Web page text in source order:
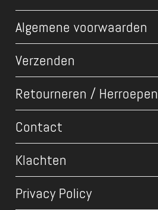
Algemene voorwaarden
Verzenden
Retourneren / Herroepen
Contact
Klachten
Privacy Policy